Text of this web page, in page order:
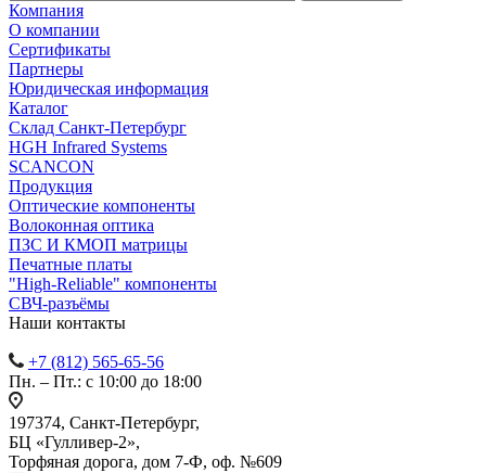
Компания
О компании
Сертификаты
Партнеры
Юридическая информация
Каталог
Cклад Санкт-Петербург
HGH Infrared Systems
SCANCON
Продукция
Оптические компоненты
Волоконная оптика
ПЗС И КМОП матрицы
Печатные платы
"High-Reliable" компоненты
СВЧ-разъёмы
Наши контакты
+7 (812) 565-65-56
Пн. – Пт.: с 10:00 до 18:00
197374, Санкт-Петербург,
БЦ «Гулливер-2»,
Торфяная дорога, дом 7-Ф, оф. №609